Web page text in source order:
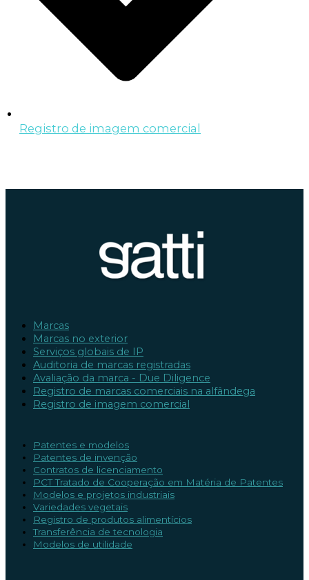
Registro de imagem comercial
Marcas
Marcas no exterior
Serviços globais de IP
Auditoria de marcas registradas
Avaliação da marca - Due Diligence
Registro de marcas comerciais na alfândega
Registro de imagem comercial
Patentes e modelos
Patentes de invenção
Contratos de licenciamento
PCT Tratado de Cooperação em Matéria de Patentes
Modelos e projetos industriais
Variedades vegetais
Registro de produtos alimentícios
Transferência de tecnologia
Modelos de utilidade